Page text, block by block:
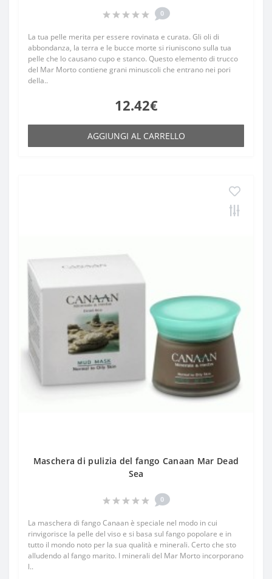
0
La tua pelle merita per essere rovinata e curata. Gli oli di
abbondanza, la terra e le bucce morte si riuniscono sulla tua
pelle che lo causano cupo e stanco. Questo elemento di trucco
del Mar Morto contiene grani minuscoli che entrano nei pori
della..
12.42€
AGGIUNGI AL CARRELLO
Maschera di pulizia del fango Canaan Mar Dead
Sea
0
La maschera di fango Canaan è speciale nel modo in cui
rinvigorisce la pelle del viso e si basa sul fango popolare e in
tutto il mondo noto per la sua qualità e minerali. Certo che sto
alludendo al fango marito. I minerali del Mar Morto incorporano
l..